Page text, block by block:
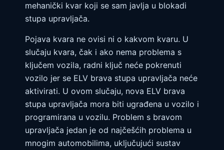
mehanički kvar koji se sam javlja u blokadi
stupa upravljača.
Pojava kvara ne ovisi ni o kakvom kvaru. U
slučaju kvara, čak i ako nema problema s
ključem vozila, radni ključ neće pokrenuti
vozilo jer se ELV brava stupa upravljača neće
aktivirati. U ovom slučaju, nova ELV brava
stupa upravljača mora biti ugrađena u vozilo i
programirana u vozilu. Problem s bravom
upravljača jedan je od najčešćih problema u
mnogim automobilima, uključujući sustav